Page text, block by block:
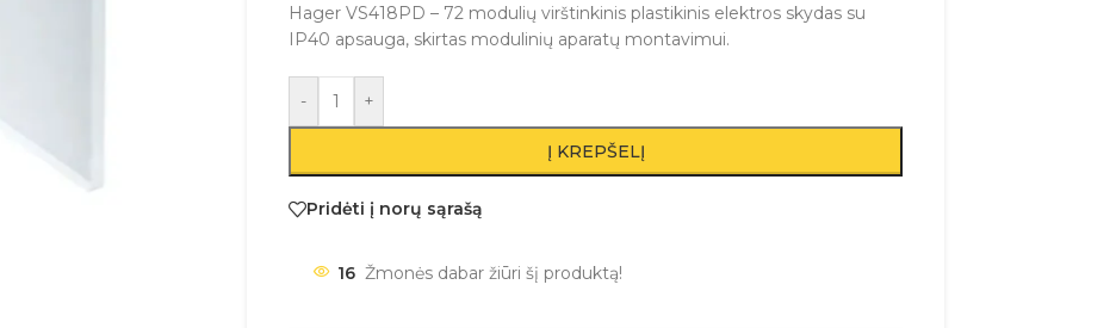
Hager VS418PD – 72 modulių virštinkinis plastikinis elektros skydas su
IP40 apsauga, skirtas modulinių aparatų montavimui.
- +
Į KREPŠELĮ
Pridėti į norų sąrašą
16 Žmonės dabar žiūri šį produktą!